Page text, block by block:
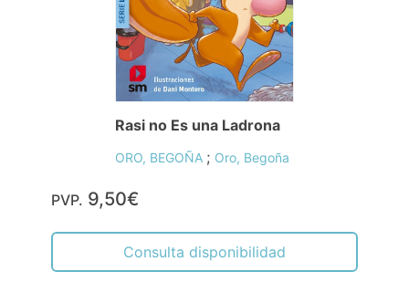
Rasi no Es una Ladrona
ORO, BEGOÑA ; Oro, Begoña
PVP. 9,50€
Consulta disponibilidad